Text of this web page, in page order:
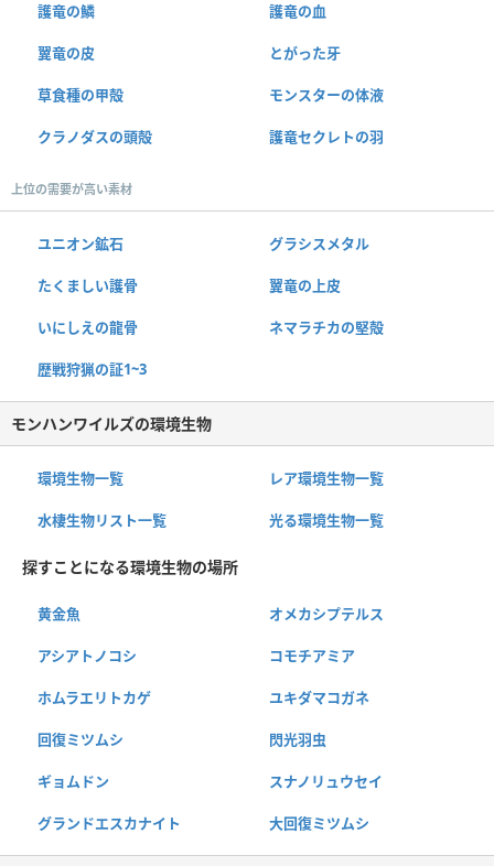
護竜の鱗 護竜の血
翼竜の皮 とがった牙
草食種の甲殻 モンスターの体液
クラノダスの頭殻 護竜セクレトの羽
上位の需要が高い素材
ユニオン鉱石 グラシスメタル
たくましい護骨 翼竜の上皮
いにしえの龍骨 ネマラチカの堅殻
歴戦狩猟の証1~3
モンハンワイルズの環境生物
環境生物一覧 レア環境生物一覧
水棲生物リスト一覧 光る環境生物一覧
探すことになる環境生物の場所
黄金魚 オメカシプテルス
アシアトノコシ コモチアミア
ホムラエリトカゲ ユキダマコガネ
回復ミツムシ 閃光羽虫
ギョムドン スナノリュウセイ
グランドエスカナイト 大回復ミツムシ